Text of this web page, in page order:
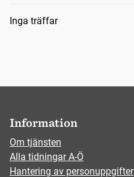
Sökresultat
Inga träffar
Information
Om tjänsten
Alla tidningar A-Ö
Hantering av personuppgifter